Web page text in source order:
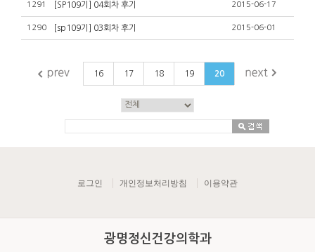
1291 [SP109기] 04회차 후기 2015-06-17
1290 [sp109기] 03회차 후기 2015-06-01
16 17 18 19 20
로그인 개인정보처리방침 이용약관
광명정신건강의학과